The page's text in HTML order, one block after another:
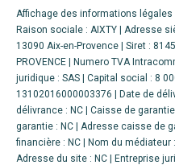
Affichage des informations légales
Raison sociale : AIXTY | Adresse
13090 Aix-en-Provence | Siret :
PROVENCE | Numero TVA
juridique : SAS | Capital social : 8
13102016000003376 | Date de
délivrance : NC | Caisse de
garantie : NC | Adresse caisse de
financière : NC | Nom du médiateur
Adresse du site : NC |
Entreprise